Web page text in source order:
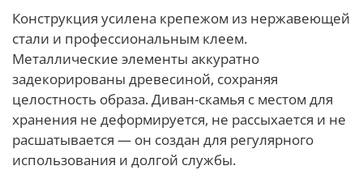
Конструкция усилена крепежом из нержавеющей
стали и профессиональным клеем.
Металлические элементы аккуратно
задекорированы древесиной, сохраняя
целостность образа. Диван-скамья с местом для
хранения не деформируется, не рассыхается и не
расшатывается — он создан для регулярного
использования и долгой службы.